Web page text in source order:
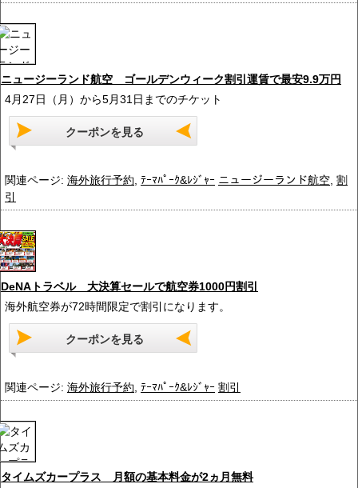
ニュージーランド航空 ゴールデンウィーク割引運賃で最安9.9万円
4月27日（月）から5月31日までのチケット
クーポンを見る
関連ページ: 海外旅行予約 ﾃｰﾏﾊﾟｰｸ&ﾚｼﾞｬｰ ニュージーランド航空 割
引
DeNAトラベル 大決算セールで航空券1000円割引
海外航空券が72時間限定で割引になります。
クーポンを見る
関連ページ: 海外旅行予約 ﾃｰﾏﾊﾟｰｸ&ﾚｼﾞｬｰ 割引
タイムズカープラス 月額の基本料金が2ヵ月無料